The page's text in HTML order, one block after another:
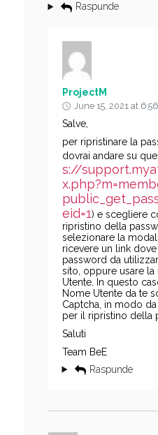
Raspunde
ProjectM
June 15, 2021 at
Salve,
per ripristinare la
dovrai andare su
s://
eid=1) e scegliere
ripristino della
selezionare la
ricevere un link
password da
sito, oppure usare
Utente. In questo
Nome Utente da te
Captcha, in modo
per il ripristino della
Saluti
Team BeE
Raspunde